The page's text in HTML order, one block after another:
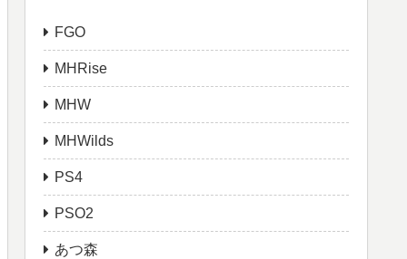
FGO
MHRise
MHW
MHWilds
PS4
PSO2
あつ森